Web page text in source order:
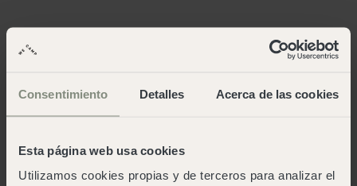
Consentimiento Detalles Acerca de las cookies
Esta página web usa cookies
Utilizamos cookies propias y de terceros para analizar el